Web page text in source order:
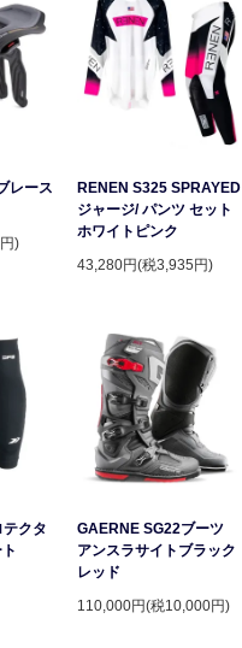
レース
)
RENEN S325 SPRAYED
ジャージ/ パンツ セット
ホワイトピンク
43,280円(税3,935円)
テクタ
GAERNE SG22ブーツ
アンスラサイトブラック
レッド
110,000円(税10,000円)